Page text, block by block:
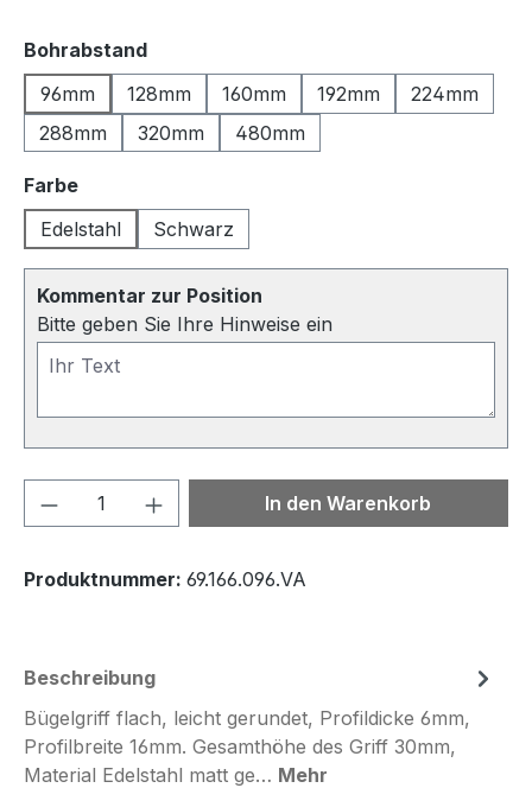
Bohrabstandauswählen
96mm
128mm 160mm 192mm
224mm
288mm
320mm 480mm
Farbeauswählen
Edelstahl
Schwarz
Kommentar zur Position
Bitte geben Sie Ihre Hinweise ein
Produkt Anzahl: Gib denIn den Warenkorb
Produktnummer: 69.166.096.VA
Beschreibung
Bügelgriff flach, leicht gerundet, Profildicke 6mm,
Profilbreite 16mm. Gesamthöhe des Griff 30mm,
Material Edelstahl matt ge… Mehr